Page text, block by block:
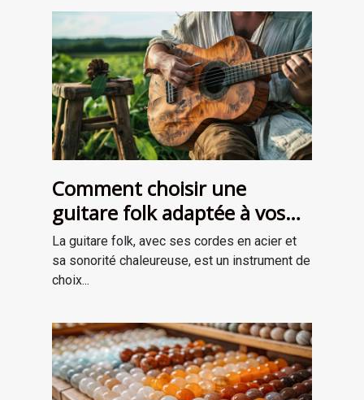
Comment choisir une
guitare folk adaptée à vos
besoins
La guitare folk, avec ses cordes en acier et
sa sonorité chaleureuse, est un instrument de
choix...